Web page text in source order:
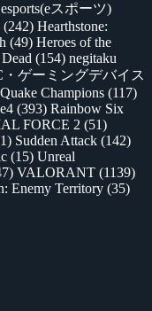
esports(eスポーツ)
(242) Hearthstone:
(49) Heroes of the
(154) negitaku
・ゲーミングデバイス
Quake Champions (117)
(393) Rainbow Six
FORCE 2 (51)
Sudden Attack (142)
(15) Unreal
VALORANT (1139)
Enemy Territory (35)